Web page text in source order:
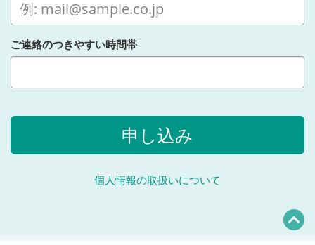
ご連絡のつきやすい時間帯
申し込み
個人情報の取扱いについて